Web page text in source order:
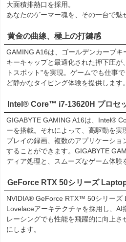
大面積排熱口を採用。
あなたのゲーマー魂を、その一台で魅
黄金の曲線、極上の打鍵感
GAMING A16は、ゴールデンカーブキ
キーキャップと最適化された押下圧が
トスポット"を実現。ゲームでも仕事
ど静かなタイピング体験を提供します。
Intel® Core™ i7-13620H プロセ
GIGABYTE GAMING A16は、Intel®
ーを搭載。それによって、高駆動を実
プレイの録画、複数のアプリケーシ
することができます。GIGABYTE
ディア処理と、スムーズなゲーム体験
GeForce RTX 50シリーズ
NVIDIA® GeForce RTX™ 50シリーズ
Lovelaceアーキテクチャを採用し、AI
レーシングでも性能を飛躍的に向上
にします。